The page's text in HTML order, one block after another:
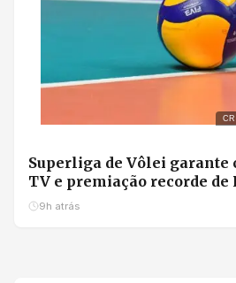
Superliga de Vôlei garante
TV e premiação recorde de
9h atrás